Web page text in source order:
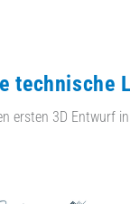
technische
ersten 3D Entwurf